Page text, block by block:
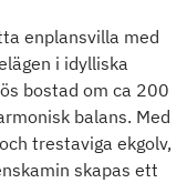
enplansvilla med
i idylliska
bostad om ca 200
balans. Med
trestaviga ekgolv,
skapas ett